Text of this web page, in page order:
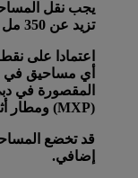
يجب نقل
تزيد عن 350 مل ضمن الأمتعة المسجلة.
اعتمادا على
(MXP) ومطار أثينا الدولي (ATH).
إضافي.